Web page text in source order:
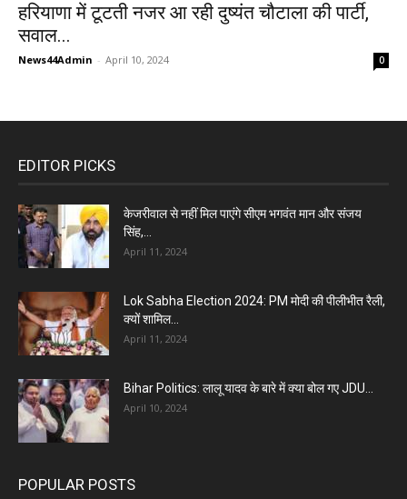
हरियाणा में टूटती नजर आ रही दुष्यंत चौटाला की पार्टी,
सवाल...
News44Admin - April 10, 2024 0
EDITOR PICKS
केजरीवाल से नहीं मिल पाएंगे सीएम भगवंत मान और संजय
सिंह,...
April 11, 2024
Lok Sabha Election 2024: PM मोदी की पीलीभीत रैली,
क्यों शामिल...
April 11, 2024
Bihar Politics: लालू यादव के बारे में क्या बोल गए JDU...
April 10, 2024
POPULAR POSTS